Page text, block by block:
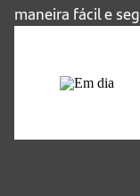
Regularize
regularizar
Santander e
maneira fácil e